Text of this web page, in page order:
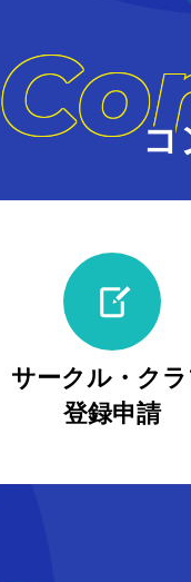
コ
サークル・ク
登録申請